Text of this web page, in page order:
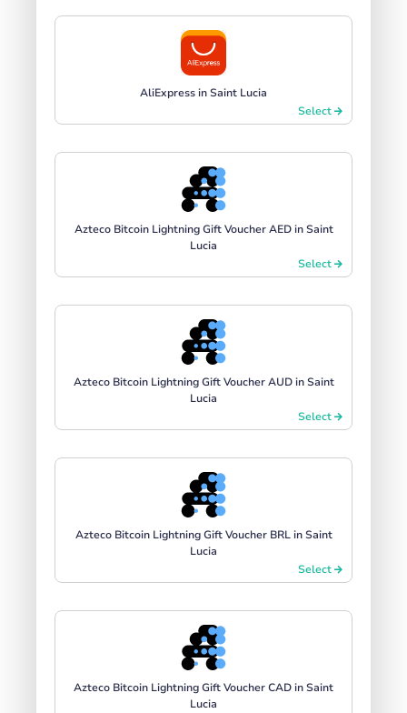
AliExpress in Saint Lucia
Select
Azteco Bitcoin Lightning Gift Voucher AED in Saint
Lucia
Select
Azteco Bitcoin Lightning Gift Voucher AUD in Saint
Lucia
Select
Azteco Bitcoin Lightning Gift Voucher BRL in Saint
Lucia
Select
Azteco Bitcoin Lightning Gift Voucher CAD in Saint
Lucia